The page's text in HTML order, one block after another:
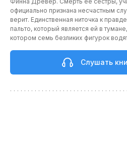
официально признана несчастным
верит. Единственная ниточка к
пальто, который является ей в
котором семь безликих фигурок
Слушать